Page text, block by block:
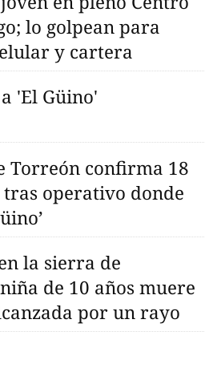
lo golpean para
y cartera
'El Güino'
Torreón confirma 18
operativo donde
la sierra de
de 10 años muere
por un rayo